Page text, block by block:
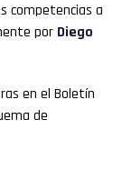
competencias a
por Diego
en el Boletín
de